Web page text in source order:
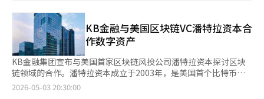
两大木能否从以Upbit为中心的交易所企业转型为区块链基础的综
合金融基础设施企业，将是未来的关键。※ 本报道经人工智能
（AI）系统翻译与编辑。
续沟通。 她表示：“我们这样的全球交易所与韩国及全球的监管
机构保持密切对话和合作。”她强调：“在那个时刻到来之前，我
们必须尽可能积极发声和沟通。” 她还提到：“在其他管辖区曾
通过妨碍创新和市场活动的法律，导致该地区市场疲软，所有资本
流出。”她认为：“韩国也不希望走这样的方向。” 关于韩国虚
拟资产ETF市场的可能性，凯瑟琳·陈提到韩国投资者的高风险偏
好，积极评价其长期增长潜力。 她表示：“我知道韩国投资者的
区块链网络中发行和流通，而不是统一标准或共同基础设施，可能
会导致市场的分割。” 为了实现国内代币化市场的早期落地，韩
国银行建议应围绕房地产、音源版权和艺术品等非标准资产，确认
市场需求并积累业务经验，以确保流动性。因为在代币化市场的初
期阶段，如果流通量未能充分形成，将难以实现合理的价格形成，
交易不畅可能会削弱投资者的信任。因此，政策力量应集中在通过
丰富的流动性形成和标准化的信息披露体系，打造实际交易发生的
市场，而不仅仅是增加商品数量。 同时，需系统性地建立价值评
为免费，需提前报名，先到先得。所有参与者将获得Upbit商品等
纪念品，并有机会抽奖获得AirPods、比特币礼品卡、Naver购物
券和Upbit披萨日套餐等奖品。 此次活动是在数字资产行业与传统
金融接轨的背景下进行的。尽管青年群体对数字资产的使用经验丰
富，但在行业结构、监管、技术安全和职务等方面的信息往往不
足。两名希望通过在职讲座，拓宽青年对投资的认知，帮助他们更
好地理解行业和职务。 未来的关键在于教育的持续性和实际职业
的关联。如果能够超越一次性讲座，扩展到数字资产技术、监管、
各个方面。其核心是以太坊基础的Layer2区块链‘Kiwa链’，整
合钱包服务、数据验证、隐私保护和命名服务等功能。在活动期
间，Dunamu将推出支持开发者生态的‘加速’计划，为基于
Kiwa的去中心化应用开发者提供技术咨询和开发资金。此外，
Dunamu还计划与以太坊Layer2生态系统的主要项目Optimism签
署战略合作协议，共同推动技术合作。Upbit首席运营官郑敏锡表
示：“能够在全球区块链专家齐聚的共识2026上展示Kiwa的愿景
和技术实力，我们感到非常荣幸。我们将借此机会扩大与全球开发
KB金融与美国区块链VC潘特拉资本合
作数字资产
KB金融集团宣布与美国首家区块链风投公司潘特拉资本探讨区块
链领域的合作。潘特拉资本成立于2003年，是美国首个比特币基
金的推出者，目前管理约52亿美元的资产。双方分享了全球区块链
2026-05-03 20:30:00